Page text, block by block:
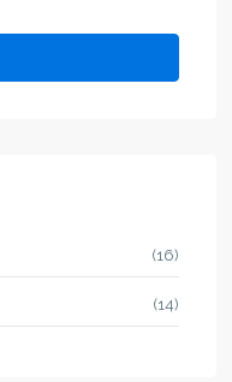
(16)
(14)